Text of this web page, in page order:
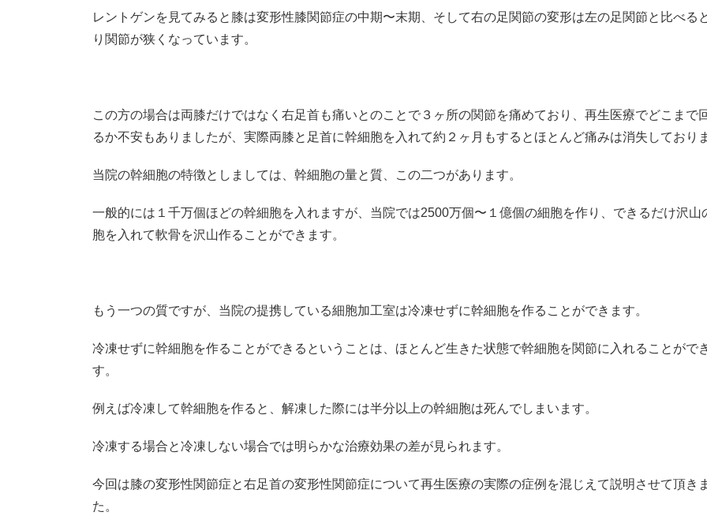
レントゲンを見てみると膝は変形性膝関節症の中期〜末期、そして右の足関節の変形は左の足関節と比べる
り関節が狭くなっています。
この方の場合は両膝だけではなく右足首も痛いとのことで３ヶ所の関節を痛めており、再生医療でどこまで
るか不安もありましたが、実際両膝と足首に幹細胞を入れて約２ヶ月もするとほとんど痛みは消失しており
当院の幹細胞の特徴としましては、幹細胞の量と質、この二つがあります。
一般的には１千万個ほどの幹細胞を入れますが、当院では2500万個〜１億個の細胞を作り、できるだけ沢山
胞を入れて軟骨を沢山作ることができます。
もう一つの質ですが、当院の提携している細胞加工室は冷凍せずに幹細胞を作ることができます。
冷凍せずに幹細胞を作ることができるということは、ほとんど生きた状態で幹細胞を関節に入れることがで
す。
例えば冷凍して幹細胞を作ると、解凍した際には半分以上の幹細胞は死んでしまいます。
冷凍する場合と冷凍しない場合では明らかな治療効果の差が見られます。
今回は膝の変形性関節症と右足首の変形性関節症について再生医療の実際の症例を混じえて説明させて頂き
た。